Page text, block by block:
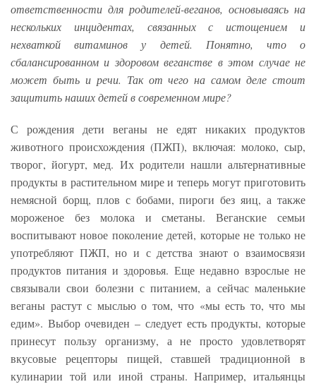
ответственности для родителей-веганов, основываясь на
нескольких инцидентах, связанных с истощением и
нехваткой витаминов у детей. Понятно, что о
сбалансированном и здоровом веганстве в этом случае не
может быть и речи. Так от чего на самом деле стоит
защитить наших детей в современном мире?
С рождения дети веганы не едят никаких продуктов
животного происхождения (ПЖП), включая: молоко, сыр,
творог, йогурт, мед. Их родители нашли альтернативные
продукты в растительном мире и теперь могут приготовить
немясной борщ, плов с бобами, пироги без яиц, а также
мороженое без молока и сметаны. Веганские семьи
воспитывают новое поколение детей, которые не только не
употребляют ПЖП, но и с детства знают о взаимосвязи
продуктов питания и здоровья. Еще недавно взрослые не
связывали свои болезни с питанием, а сейчас маленькие
веганы растут с мыслью о том, что «мы есть то, что мы
едим». Выбор очевиден – следует есть продукты, которые
принесут пользу организму, а не просто удовлетворят
вкусовые рецепторы пищей, ставшей традиционной в
кулинарии той или иной страны. Например, итальянцы